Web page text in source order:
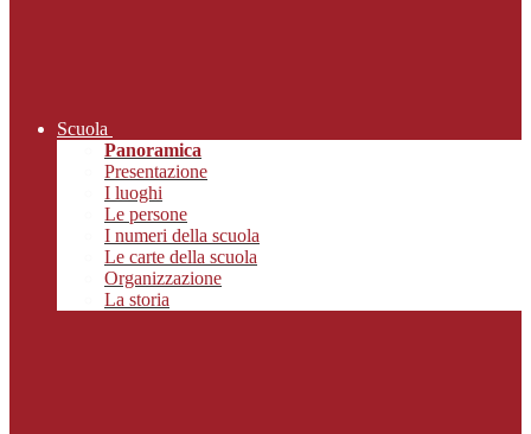
Scuola
Panoramica
Presentazione
I luoghi
Le persone
I numeri della scuola
Le carte della scuola
Organizzazione
La storia